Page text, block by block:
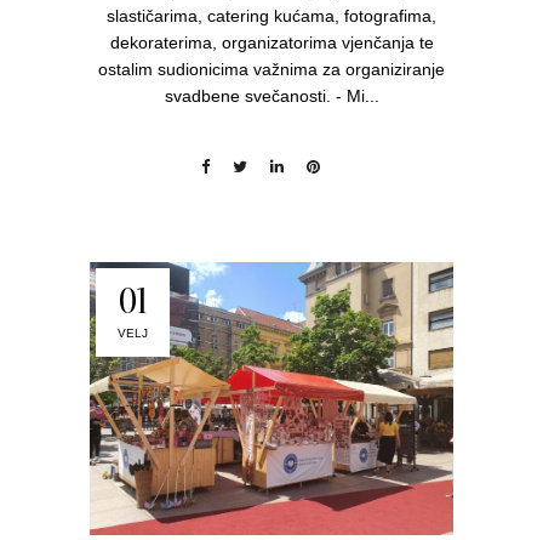
slastičarima, catering kućama, fotografima,
dekoraterima, organizatorima vjenčanja te
ostalim sudionicima važnima za organiziranje
svadbene svečanosti. - Mi...
01
VELJ